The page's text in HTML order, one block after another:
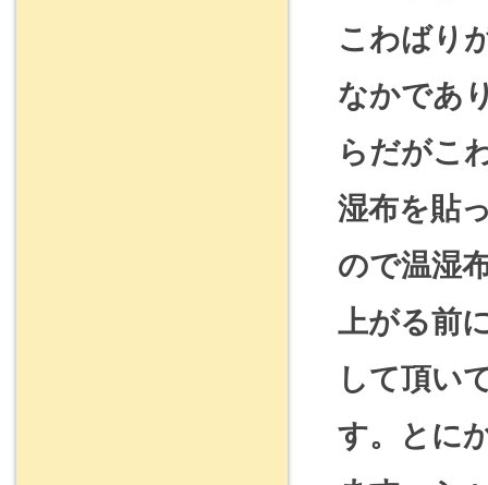
こわばり
なかであ
らだがこ
湿布を貼
ので温湿
上がる前
して頂い
す。とに